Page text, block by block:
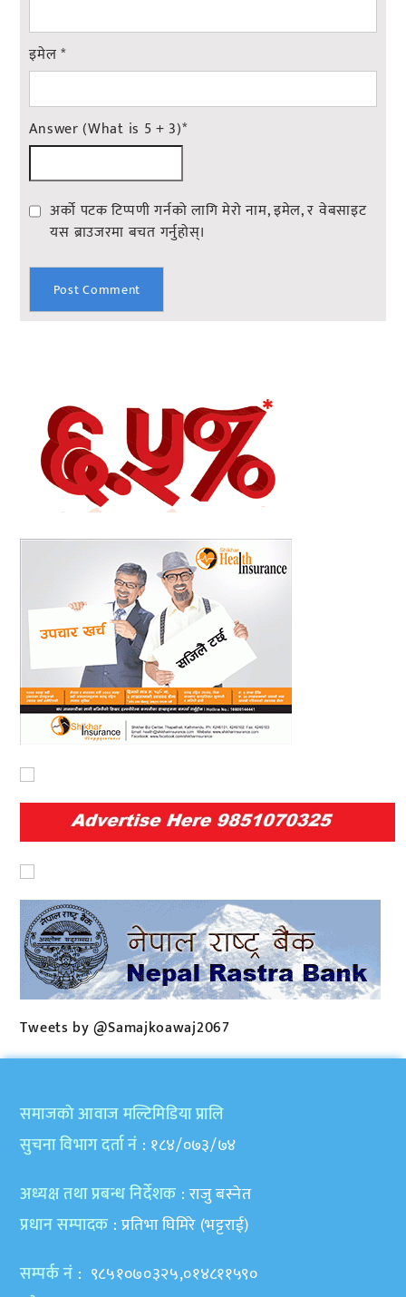
इमेल*
Answer (What is 5 + 3)*
अर्को पटक टिप्पणी गर्नको लागि मेरो नाम, इमेल, र वेबसाइट
यस ब्राउजरमा बचत गर्नुहोस्।
Tweets by @Samajkoawaj2067
समाजकाे आवाज मल्टिमिडिया प्रालि
सुचना विभाग दर्ता नं : १८४/०७३/७४
अध्यक्ष तथा प्रबन्ध निर्देशक : राजु बस्नेत
प्रधान सम्पादक : प्रतिभा घिमिरे (भट्टराई)
सम्पर्क नं : ९८५१०७०३२५,०१४८११५९०